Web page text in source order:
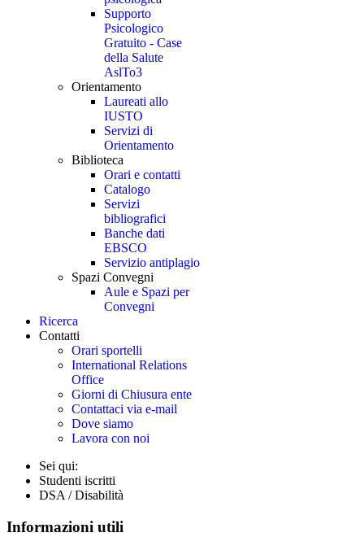
Supporto
Psicologico
Gratuito - Case
della Salute
AslTo3
Orientamento
Laureati allo
IUSTO
Servizi di
Orientamento
Biblioteca
Orari e contatti
Catalogo
Servizi
bibliografici
Banche dati
EBSCO
Servizio antiplagio
Spazi Convegni
Aule e Spazi per
Convegni
Ricerca
Contatti
Orari sportelli
International Relations
Office
Giorni di Chiusura ente
Contattaci via e-mail
Dove siamo
Lavora con noi
Sei qui:
Studenti iscritti
DSA / Disabilità
Informazioni utili